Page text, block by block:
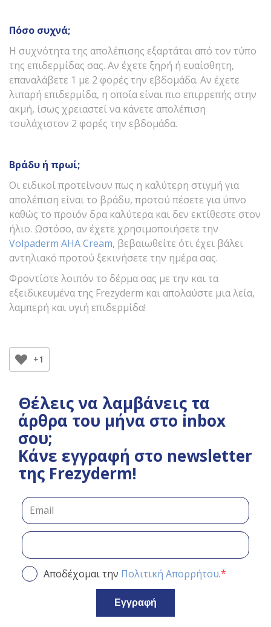
Πόσο συχνά;
Η συχνότητα της απολέπισης εξαρτάται από τον τύπο
της επιδερμίδας σας. Αν έχετε ξηρή ή ευαίσθητη,
επαναλάβετε 1 με 2 φορές την εβδομάδα. Αν έχετε
λιπαρή επιδερμίδα, η οποία είναι πιο επιρρεπής στην
ακμή, ίσως χρειαστεί να κάνετε απολέπιση
τουλάχιστον 2 φορές την εβδομάδα.
Βράδυ ή πρωί;
Οι ειδικοί προτείνουν πως η καλύτερη στιγμή για
απολέπιση είναι το βράδυ, προτού πέσετε για ύπνο
καθώς το προϊόν δρα καλύτερα και δεν εκτίθεστε στον
ήλιο. Ωστόσο, αν έχετε χρησιμοποιήσετε την
Volpaderm AHA Cream, βεβαιωθείτε ότι έχει βάλει
αντηλιακό προτού ξεκινήσετε την ημέρα σας.
Φροντίστε λοιπόν το δέρμα σας με την και τα
εξειδικευμένα της Frezyderm και απολαύστε μια λεία,
λαμπερή και υγιή επιδερμίδα!
+1
Θέλεις να λαμβάνεις τα
άρθρα του μήνα στο
inbox σου;
Κάνε εγγραφή στο
newsletter της
Αποδέχομαι τηνΠολιτική
Απορρήτου.